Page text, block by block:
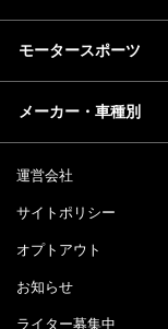
モータースポーツ
メーカー・車種別
運営会社
サイトポリシー
オプトアウト
お知らせ
ライター募集中